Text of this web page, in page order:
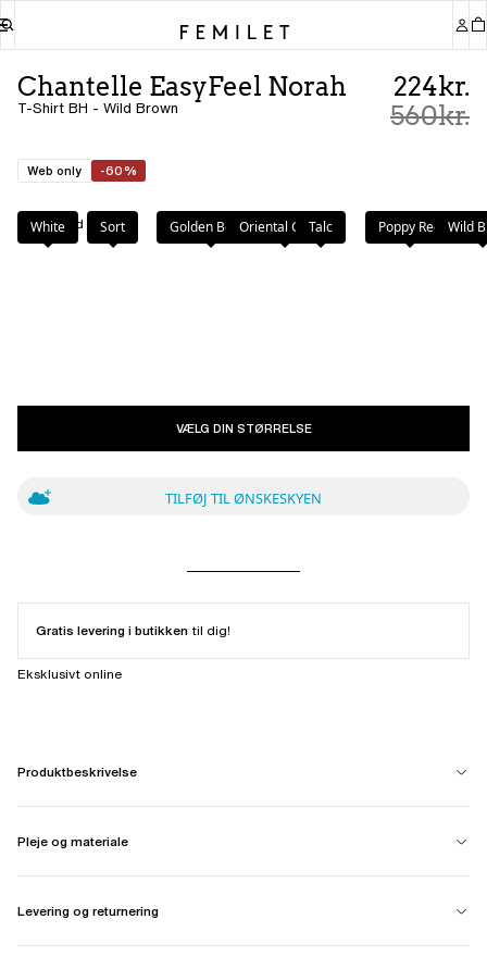
Chantelle EasyFeel Norah
T-Shirt BH - Wild Brown
224kr.
560kr.
Web only -60%
Farve: Wild Brown
White Sort Golden BeigeOriental Green
Talc Poppy Red Wild
VÆLG DIN STØRRELSE
TILFØJ TIL ØNSKESKYEN
Gratis levering i butikken til dig!
Eksklusivt online
Produktbeskrivelse
Pleje og materiale
Levering og returnering